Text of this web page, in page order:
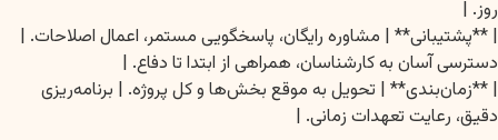
روز. |
| **پشتیبانی** | مشاوره رایگان، پاسخگویی مستمر، اعمال اصلاحات. |
دسترسی آسان به کارشناسان، همراهی از ابتدا تا دفاع. |
| **زمان‌بندی** | تحویل به موقع بخش‌ها و کل پروژه. | برنامه‌ریزی
دقیق، رعایت تعهدات زمانی. |